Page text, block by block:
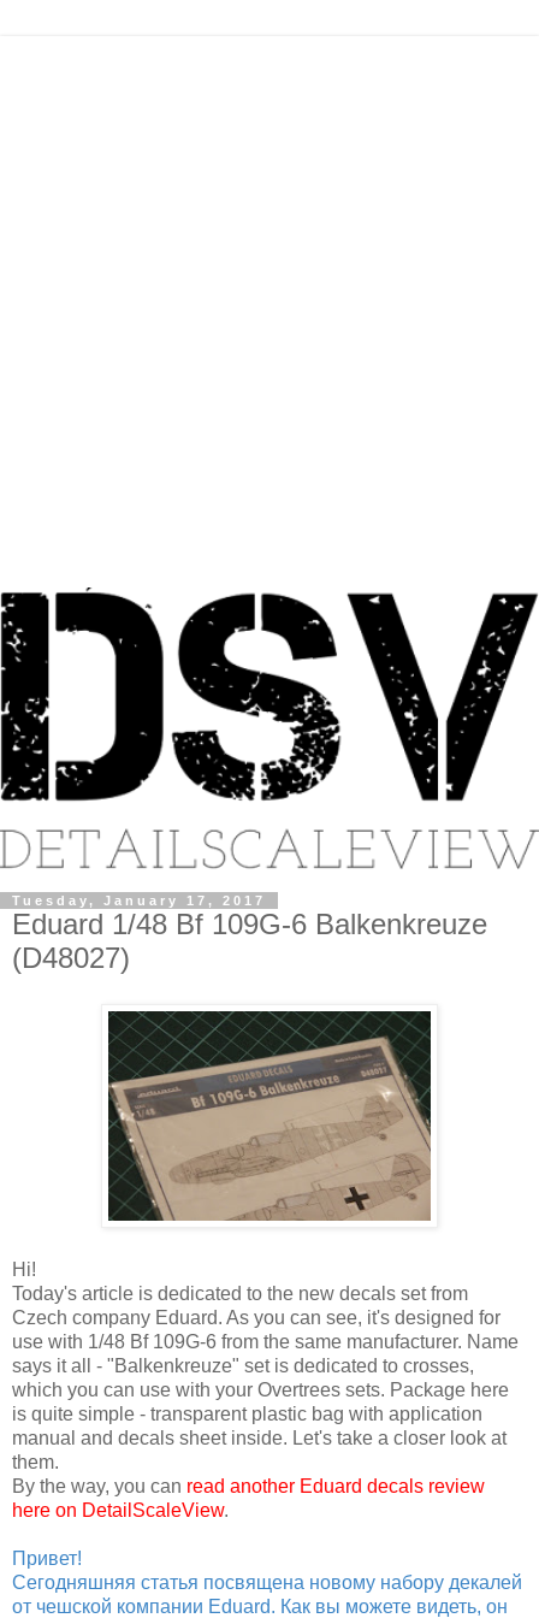
Tuesday, January 17, 2017
Eduard 1/48 Bf 109G-6 Balkenkreuze
(D48027)
Hi!
Today's article is dedicated to the new decals set from
Czech company Eduard. As you can see, it's designed for
use with 1/48 Bf 109G-6 from the same manufacturer. Name
says it all - "Balkenkreuze" set is dedicated to crosses,
which you can use with your Overtrees sets. Package here
is quite simple - transparent plastic bag with application
manual and decals sheet inside. Let's take a closer look at
them.
By the way, you can read another Eduard decals review
here on DetailScaleView.
Привет!
Сегодняшняя статья посвящена новому набору декалей
от чешской компании Eduard. Как вы можете видеть, он